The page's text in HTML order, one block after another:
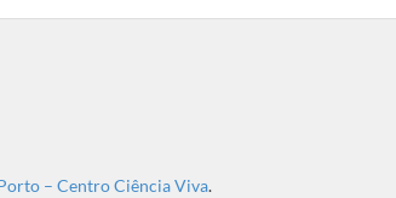
– Centro Ciência Viva.